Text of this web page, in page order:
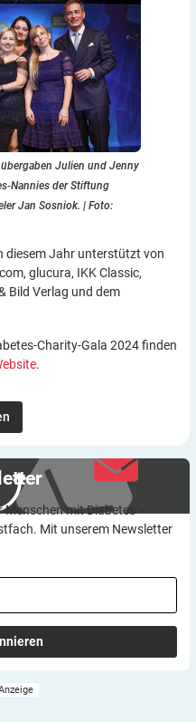
Julien und Jenny
Nannies der Stiftung
Jan Sosniok. | Foto:
diesem Jahr unterstützt von
glucura, IKK Classic,
Bild Verlag und dem
Charity-Gala 2024 finden
.
mit Diabetes –
Mit unserem Newsletter